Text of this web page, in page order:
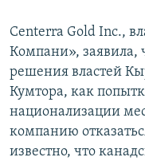
Centerra Gold Inc.,
Компани», заявила,
решения властей
Кумтора, как
национализации
компанию
известно, что